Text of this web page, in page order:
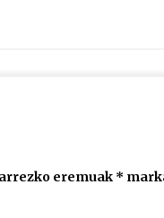
eremuak *